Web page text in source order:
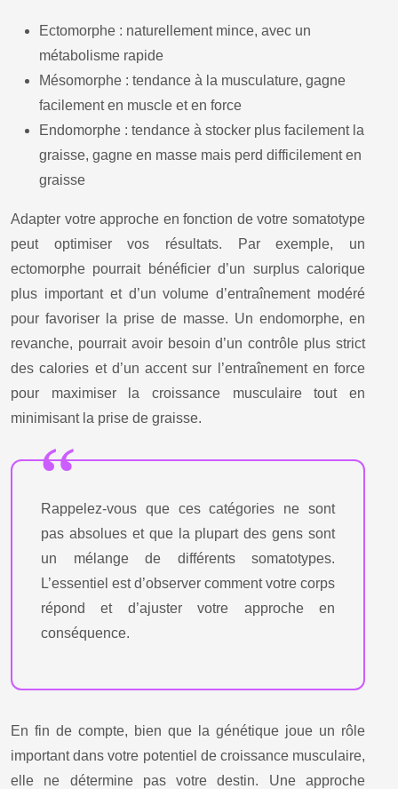
Ectomorphe : naturellement mince, avec un
métabolisme rapide
Mésomorphe : tendance à la musculature, gagne
facilement en muscle et en force
Endomorphe : tendance à stocker plus facilement la
graisse, gagne en masse mais perd difficilement en
graisse
Adapter votre approche en fonction de votre somatotype
peut optimiser vos résultats. Par exemple, un
ectomorphe pourrait bénéficier d’un surplus calorique
plus important et d’un volume d’entraînement modéré
pour favoriser la prise de masse. Un endomorphe, en
revanche, pourrait avoir besoin d’un contrôle plus strict
des calories et d’un accent sur l’entraînement en force
pour maximiser la croissance musculaire tout en
minimisant la prise de graisse.
Rappelez-vous que ces catégories ne sont
pas absolues et que la plupart des gens sont
un mélange de différents somatotypes.
L’essentiel est d’observer comment votre corps
répond et d’ajuster votre approche en
conséquence.
En fin de compte, bien que la génétique joue un rôle
important dans votre potentiel de croissance musculaire,
elle ne détermine pas votre destin. Une approche